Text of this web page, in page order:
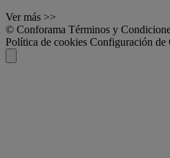
Ver más >>
© Conforama Términos y
Política de cookies Configuración de